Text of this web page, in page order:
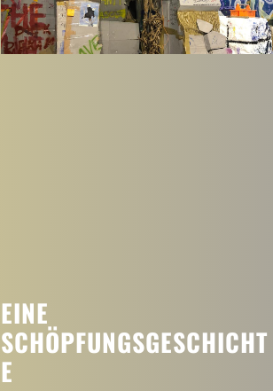
EINE
SCHÖPFUNGSGESCHICHT
E